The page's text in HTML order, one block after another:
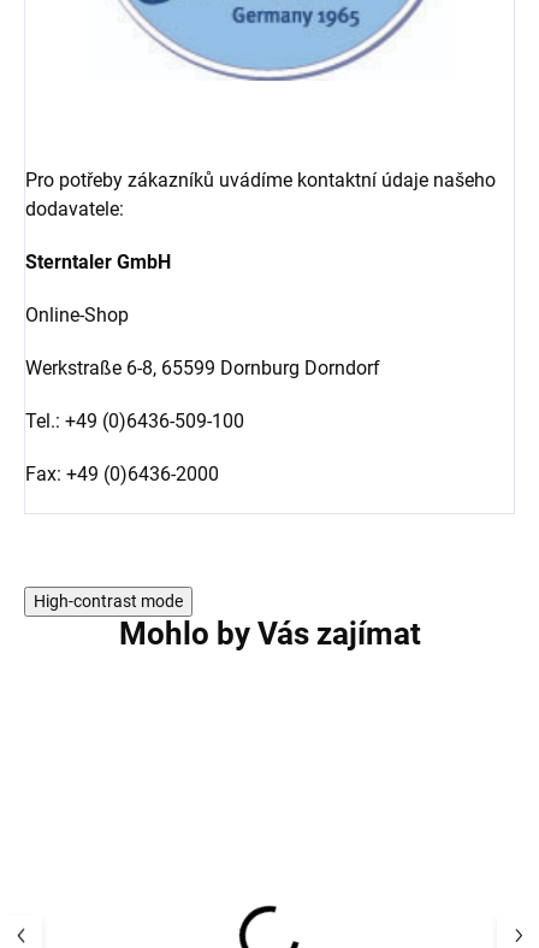
Pro potřeby zákazníků uvádíme kontaktní údaje našeho
dodavatele:
Sterntaler GmbH
Online-Shop
Werkstraße 6-8, 65599 Dornburg Dorndorf
Tel.: +49 (0)6436-509-100
Fax: +49 (0)6436-2000
High-contrast mode
Mohlo by Vás zajímat